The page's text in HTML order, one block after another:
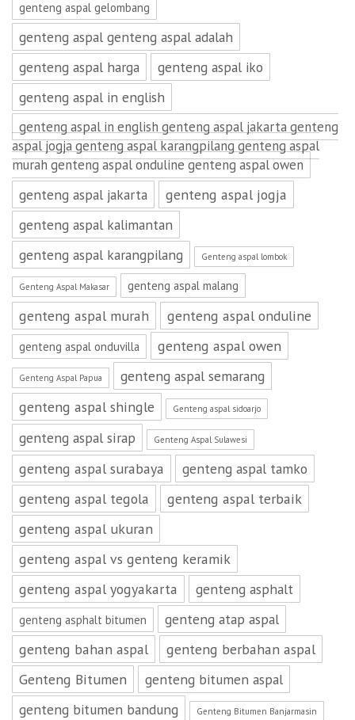
genteng aspal gelombang
genteng aspal genteng aspal adalah
genteng aspal harga
genteng aspal iko
genteng aspal in english
genteng aspal in english genteng aspal jakarta genteng
aspal jogja genteng aspal karangpilang genteng aspal
murah genteng aspal onduline genteng aspal owen
genteng aspal jakarta
genteng aspal jogja
genteng aspal kalimantan
genteng aspal karangpilang
Genteng aspal lombok
Genteng Aspal Makasar genteng aspal malang
genteng aspal murah genteng aspal onduline
genteng aspal onduvilla genteng aspal owen
Genteng Aspal Papua
genteng aspal semarang
genteng aspal shingle
Genteng aspal sidoarjo
genteng aspal sirap Genteng Aspal Sulawesi
genteng aspal surabaya
genteng aspal tamko
genteng aspal tegola
genteng aspal terbaik
genteng aspal ukuran
genteng aspal vs genteng keramik
genteng aspal yogyakarta
genteng asphalt
genteng asphalt bitumen
genteng atap aspal
genteng bahan aspal
genteng berbahan aspal
Genteng Bitumen
genteng bitumen aspal
genteng bitumen bandung
Genteng Bitumen Banjarmasin